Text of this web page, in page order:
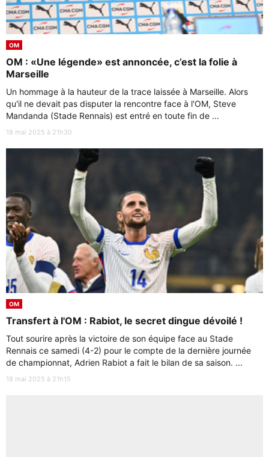
OM
OM : «Une légende» est annoncée, c’est la folie à
Marseille
Un hommage à la hauteur de la trace laissée à Marseille. Alors
qu'il ne devait pas disputer la rencontre face à l'OM, Steve
Mandanda (Stade Rennais) est entré en toute fin de ...
18 mai 2025 à 21h30
OM
Transfert à l'OM : Rabiot, le secret dingue dévoilé !
Tout sourire après la victoire de son équipe face au Stade
Rennais ce samedi (4-2) pour le compte de la dernière journée
de championnat, Adrien Rabiot a fait le bilan de sa saison. ...
18 mai 2025 à 21h15